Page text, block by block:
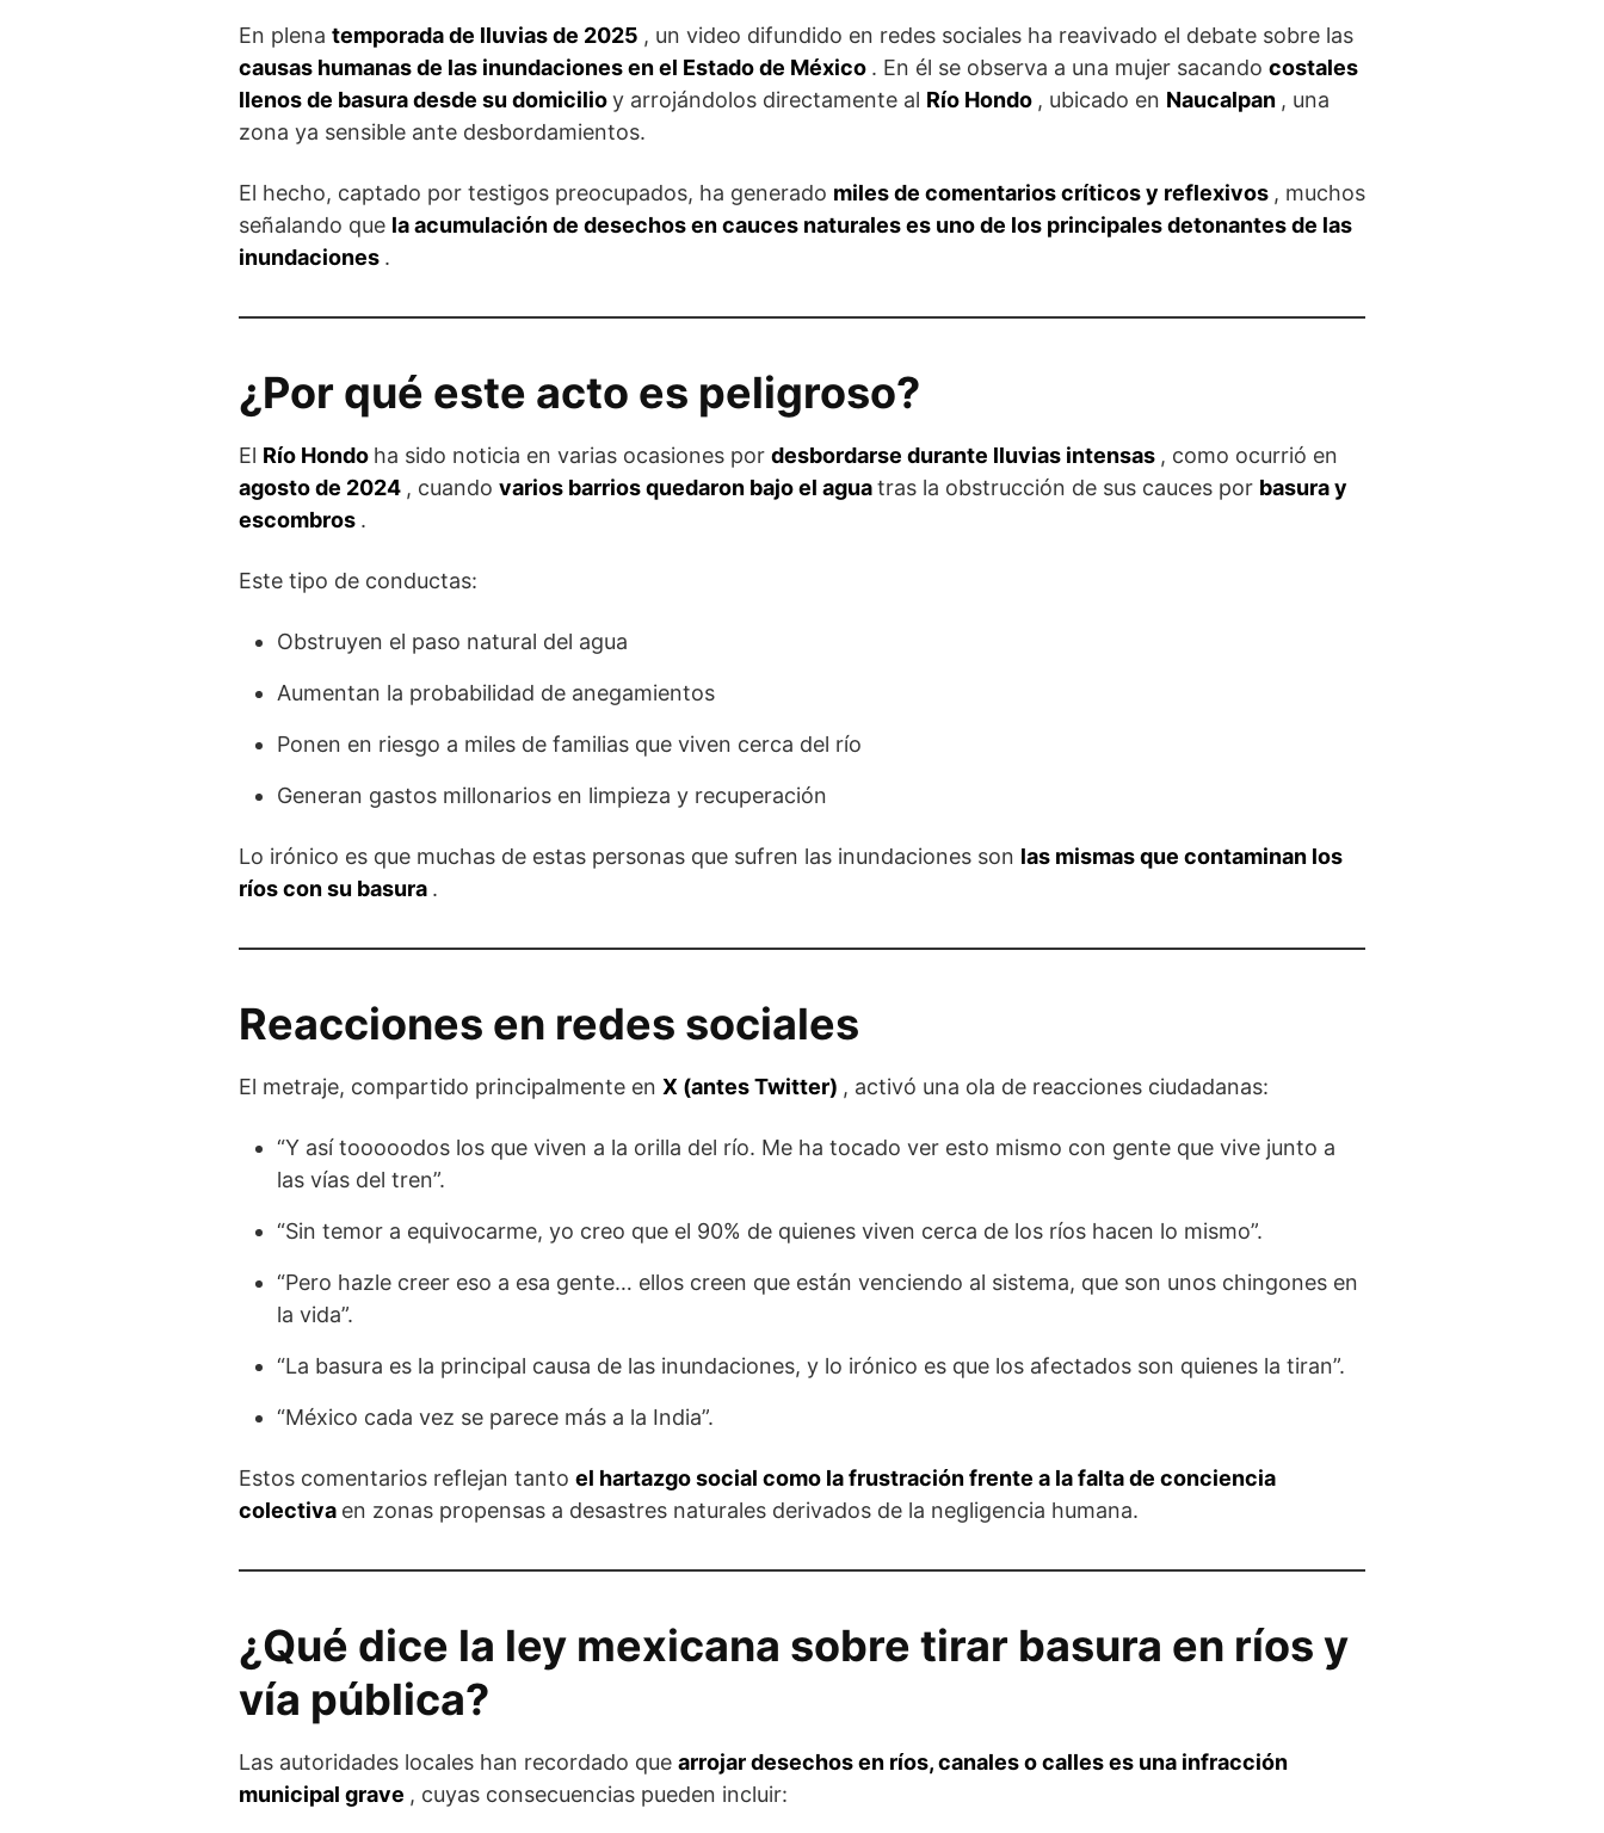
En plena temporada de lluvias de 2025 , un video difundido en redes sociales ha reavivado el debate sobre las
causas humanas de las inundaciones en el Estado de México . En él se observa a una mujer sacando costales
llenos de basura desde su domicilioy arrojándolos directamente al Río Hondo , ubicado en Naucalpan , una
zona ya sensible ante desbordamientos.
El hecho, captado por testigos preocupados, ha generado miles de comentarios críticos y reflexivos , muchos
señalando que la acumulación de desechos en cauces naturales es uno de los principales detonantes de las
inundaciones .
¿Por qué este acto es peligroso?
El Río Hondo ha sido noticia en varias ocasiones por desbordarse durante lluvias intensas , como ocurrió en
agosto de 2024 , cuando varios barrios quedaron bajo el aguatras la obstrucción de sus cauces por basura y
escombros .
Este tipo de conductas:
Obstruyen el paso natural del agua
Aumentan la probabilidad de anegamientos
Ponen en riesgo a miles de familias que viven cerca del río
Generan gastos millonarios en limpieza y recuperación
Lo irónico es que muchas de estas personas que sufren las inundaciones son las mismas que contaminan los
ríos con su basura .
Reacciones en redes sociales
El metraje, compartido principalmente en X (antes Twitter) , activó una ola de reacciones ciudadanas:
“Y así tooooodos los que viven a la orilla del río. Me ha tocado ver esto mismo con gente que vive junto a
las vías del tren”.
“Sin temor a equivocarme, yo creo que el 90% de quienes viven cerca de los ríos hacen lo mismo”.
“Pero hazle creer eso a esa gente… ellos creen que están venciendo al sistema, que son unos chingones en
la vida”.
“La basura es la principal causa de las inundaciones, y lo irónico es que los afectados son quienes la tiran”.
“México cada vez se parece más a la India”.
Estos comentarios reflejan tanto el hartazgo social como la frustración frente a la falta de conciencia
colectiva en zonas propensas a desastres naturales derivados de la negligencia humana.
¿Qué dice la ley mexicana sobre tirar basura en ríos y
vía pública?
Las autoridades locales han recordado que arrojar desechos en ríos, canales o calles es una infracción
municipal grave , cuyas consecuencias pueden incluir: